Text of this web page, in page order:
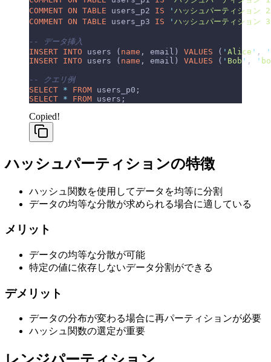
COMMENT ON TABLE users_p2 IS ' ハッシュパーティション 2
COMMENT ON TABLE users_p3 IS ' ハッシュパーティション 3
-- データ挿入
INSERT INTO users ( name , email) VALUES ( ' Alice ' ,
'
INSERT INTO users ( name , email) VALUES ( ' Bob ' , '
-- クエリ例
SELECT * FROM users_p0;
SELECT * FROM users;
Copied!
ハッシュパーティションの特徴
ハッシュ関数を使用してデータを均等に分割
データの均等な分散が求められる場合に適している
メリット
データの均等な分散が可能
特定の値に依存しないデータ分割ができる
デメリット
データの分布が変わる場合に再パーティションが必要
ハッシュ関数の選定が重要